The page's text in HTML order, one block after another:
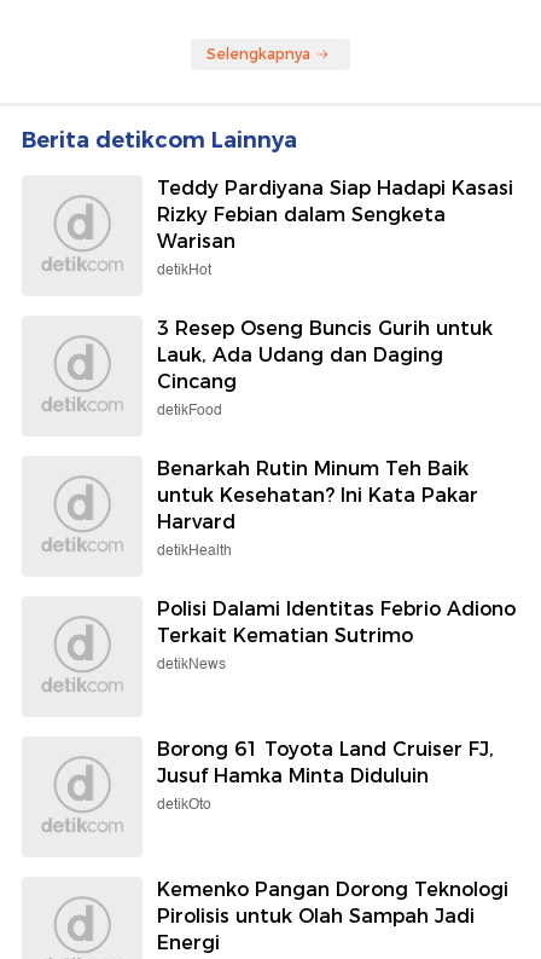
Selengkapnya
Berita detikcom Lainnya
Teddy Pardiyana Siap Hadapi Kasasi
Rizky Febian dalam Sengketa
Warisan
detikHot
3 Resep Oseng Buncis Gurih untuk
Lauk, Ada Udang dan Daging
Cincang
detikFood
Benarkah Rutin Minum Teh Baik
untuk Kesehatan? Ini Kata Pakar
Harvard
detikHealth
Polisi Dalami Identitas Febrio Adiono
Terkait Kematian Sutrimo
detikNews
Borong 61 Toyota Land Cruiser FJ,
Jusuf Hamka Minta Diduluin
detikOto
Kemenko Pangan Dorong Teknologi
Pirolisis untuk Olah Sampah Jadi
Energi